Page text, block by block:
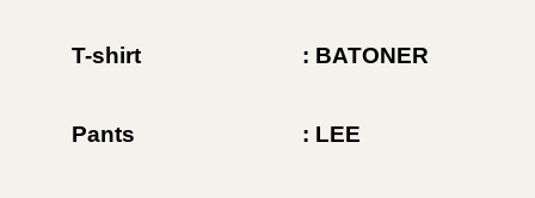
T-shirt
Pants
: BATONER
: LEE